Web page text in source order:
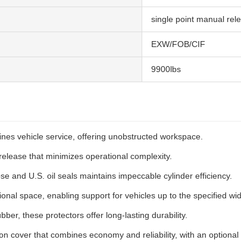
single point manual
EXW/FOB/CIF
9900lbs
vehicle service, offering unobstructed workspace.
that minimizes operational complexity.
and U.S. oil seals maintains impeccable cylinder efficiency.
space, enabling support for vehicles up to the specified
these protectors offer long-lasting durability.
cover that combines economy and reliability, with an